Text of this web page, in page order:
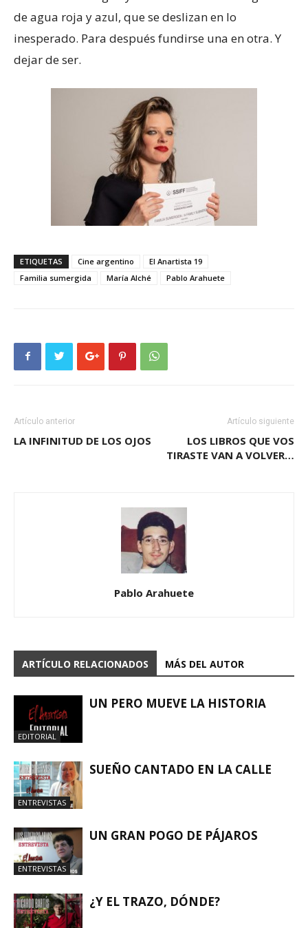
de agua roja y azul, que se deslizan en lo
inesperado. Para después fundirse una en otra. Y
dejar de ser.
ETIQUETAS Cine argentino
El Anartista 19
Familia sumergida
María Alché Pablo Arahuete
Artículo anterior
LA INFINITUD DE LOS OJOS
Artículo siguiente
LOS LIBROS QUE VOS
TIRASTE VAN A VOLVER…
Pablo Arahuete
ARTÍCULO RELACIONADOS MÁS DEL AUTOR
EDITORIAL
UN PERO MUEVE LA HISTORIA
ENTREVISTAS
SUEÑO CANTADO EN LA CALLE
ENTREVISTAS
UN GRAN POGO DE PÁJAROS
¿Y EL TRAZO, DÓNDE?